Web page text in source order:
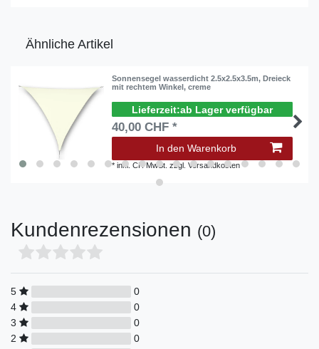
Ähnliche Artikel
Sonnensegel wasserdicht 2.5x2.5x3.5m, Dreieck
mit rechtem Winkel, creme
ab Lager verfügbar
40,00 CHF *
In den Warenkorb
*inkl. CH MwSt. zzgl.Versandkosten
Kundenrezensionen (0)
5
0
4
0
3
0
2
0